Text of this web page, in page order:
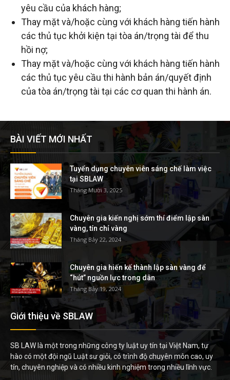
yêu cầu của khách hàng;
Thay mặt và/hoặc cùng với khách hàng tiến hành
các thủ tục khởi kiện tại tòa án/trọng tài để thu
hồi nợ;
Thay mặt và/hoặc cùng với khách hàng tiến hành
các thủ tục yêu cầu thi hành bản án/quyết định
của tòa án/trọng tài tại các cơ quan thi hành án.
BÀI VIẾT MỚI NHẤT
Tuyển dụng chuyên viên sáng chế làm việc
tại SBLAW
Tháng Mười 3, 2025
Chuyên gia kiến nghị sớm thí điểm lập sàn
vàng, tín chỉ vàng
Tháng Bảy 22, 2024
Chuyên gia hiến kế thành lập sàn vàng để
“hút” nguồn lực trong dân
Tháng Bảy 19, 2024
Giới thiệu về SBLAW
SB LAW là một trong những công ty luật uy tín tại Việt Nam, tự
hào có một đội ngũ Luật sư giỏi, có trình độ chuyên môn cao, uy
tín, chuyên nghiệp và có nhiều kinh nghiệm trong nhiều lĩnh vực.